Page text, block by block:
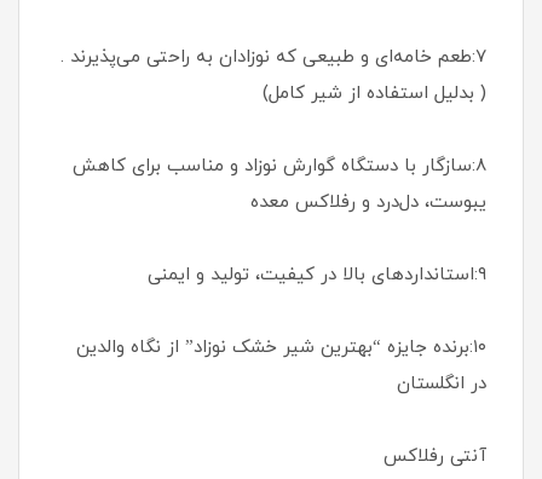
۷:طعم خامه‌ای و طبیعی که نوزادان به راحتی می‌پذیرند .
( بدلیل استفاده از شیر کامل)
۸:سازگار با دستگاه گوارش نوزاد و مناسب برای کاهش
یبوست، دل‌درد و رفلاکس معده
۹:استانداردهای بالا در کیفیت، تولید و ایمنی
۱۰:برنده جایزه “بهترین شیر خشک نوزاد” از نگاه والدین
در انگلستان
آنتی رفلاکس